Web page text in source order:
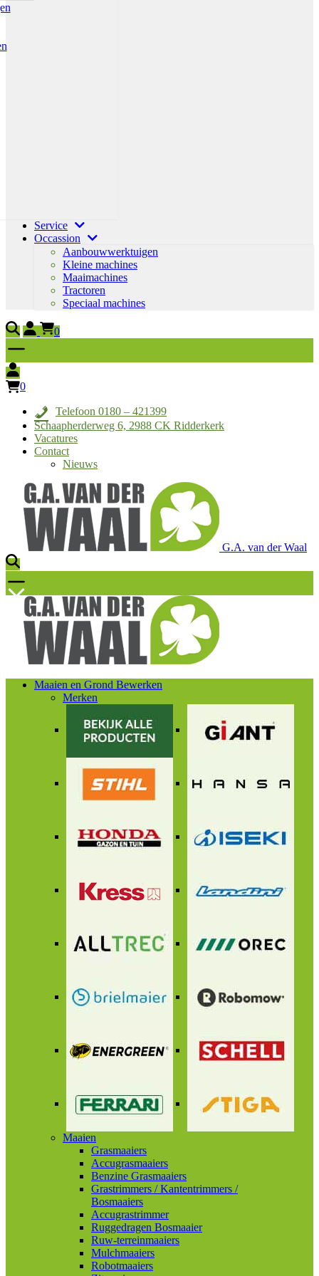
Service
Occassion
Aanbouwwerktuigen
Kleine machines
Maaimachines
Tractoren
Speciaal machines
0
0
Telefoon 0180 – 421399
Schaapherderweg 6, 2988 CK Ridderkerk
Vacatures
Contact
Nieuws
G.A. van der Waal
Maaien en Grond Bewerken
Merken
Maaien
Grasmaaiers
Accugrasmaaiers
Benzine Grasmaaiers
Grastrimmers / Kantentrimmers /
Bosmaaiers
Accugrastrimmer
Ruggedragen Bosmaaier
Ruw-terreinmaaiers
Mulchmaaiers
Robotmaaiers